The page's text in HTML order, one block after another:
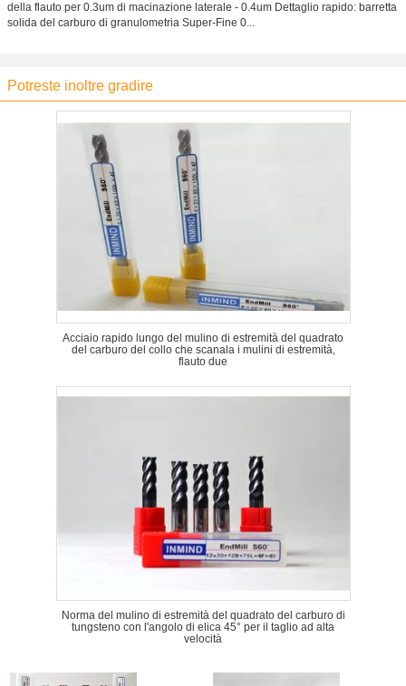
della flauto per 0.3um di macinazione laterale - 0.4um Dettaglio rapido: barretta
solida del carburo di granulometria Super-Fine 0...
Potreste inoltre gradire
Acciaio rapido lungo del mulino di estremità del quadrato
del carburo del collo che scanala i mulini di estremità,
flauto due
Norma del mulino di estremità del quadrato del carburo di
tungsteno con l'angolo di elica 45° per il taglio ad alta
velocità